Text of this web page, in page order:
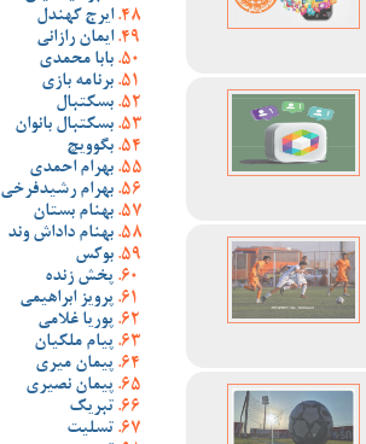
ایرج کهندل
ایمان رازانی
بابا محمدی
برنامه بازی
بسکتبال
بسکتبال بانوان
بگوویچ
بهرام احمدی
بهرام رشیدفرخی
بهنام بستان
بهنام داداش وند
بوکس
پخش زنده
پرویز ابراهیمی
پوریا غلامی
پیام ملکیان
پیمان میری
پیمان نصیری
تبریک
تسلیت